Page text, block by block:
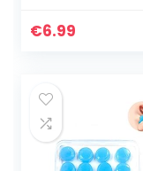
€6.99